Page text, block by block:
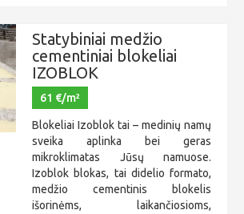
Statybiniai medžio
cementiniai blokeliai
IZOBLOK
61 €/m²
Blokeliai Izoblok tai – medinių namų
sveika aplinka bei geras
mikroklimatas Jūsų namuose.
Izoblok blokas, tai didelio formato,
medžio cementinis blokelis
išorinėms, laikančiosioms,